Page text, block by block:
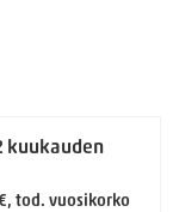
kuukauden
tod. vuosikorko